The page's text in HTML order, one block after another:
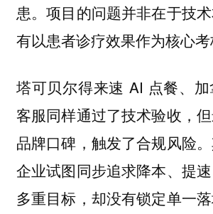
患。项目的问题并非在于技
有以患者诊疗效果作为核心考
塔可贝尔得来速 AI 点餐、
客服同样通过了技术验收，
品牌口碑，触发了合规风险
企业试图同步追求降本、提
多重目标，却没有锁定单一